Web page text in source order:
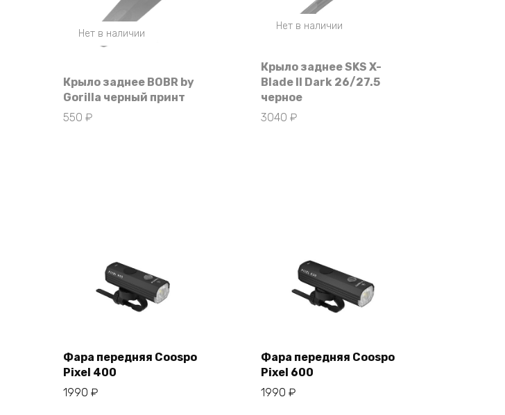
Нет в наличии
Крыло заднее BOBR by
Gorilla черный принт
550 ₽
Нет в наличии
Крыло заднее SKS X-
Blade II Dark 26/27.5
черное
3040 ₽
Фара передняя Coospo
Pixel 400
1990 ₽
Фара передняя Coospo
Pixel 600
1990 ₽